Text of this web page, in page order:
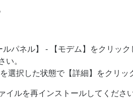
パネル】 - 【モデム】をクリック
い。
選択した状態で【詳細】をクリッ
ルを再インストールしてください